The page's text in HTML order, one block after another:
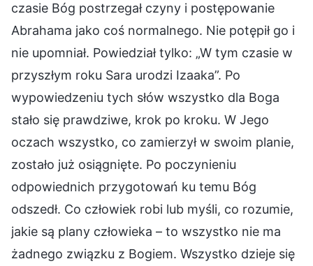
czasie Bóg postrzegał czyny i postępowanie
Abrahama jako coś normalnego. Nie potępił go i
nie upomniał. Powiedział tylko: „W tym czasie w
przyszłym roku Sara urodzi Izaaka”. Po
wypowiedzeniu tych słów wszystko dla Boga
stało się prawdziwe, krok po kroku. W Jego
oczach wszystko, co zamierzył w swoim planie,
zostało już osiągnięte. Po poczynieniu
odpowiednich przygotowań ku temu Bóg
odszedł. Co człowiek robi lub myśli, co rozumie,
jakie są plany człowieka – to wszystko nie ma
żadnego związku z Bogiem. Wszystko dzieje się